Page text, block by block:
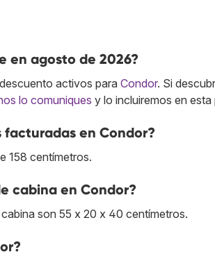
en agosto de 2026?
activos para Condor. Si
lo comuniques y lo incluiremos en esta
facturadas en Condor?
158 centímetros.
cabina en Condor?
son 55 x 20 x 40 centímetros.